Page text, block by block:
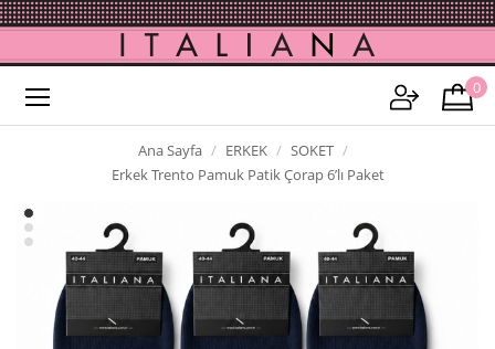
0
Ana Sayfa ERKEK
SOKET
Erkek Trento Pamuk Patik Çorap 6’lı Paket